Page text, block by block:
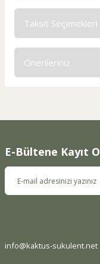
Taksit Seçenekleri
Önerileriniz
Ürün resmi kalitesiz,
E-Bültene Kayıt
info@kaktus-sukulent.net